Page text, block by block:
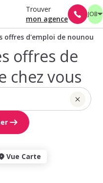
Trouver
mon agence
JOB
offres d'emploi de nounou
offres de
chez vous
Vue Carte